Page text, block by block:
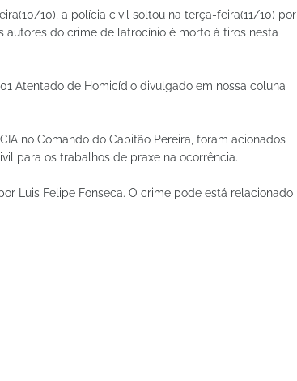
10), a polícia civil soltou na terça-feira(11/10) por
autores do crime de latrocínio é morto à tiros nesta
Atentado de Homicídio divulgado em nossa coluna
no Comando do Capitão Pereira, foram acionados
para os trabalhos de praxe na ocorrência.
Luis Felipe Fonseca. O crime pode está relacionado